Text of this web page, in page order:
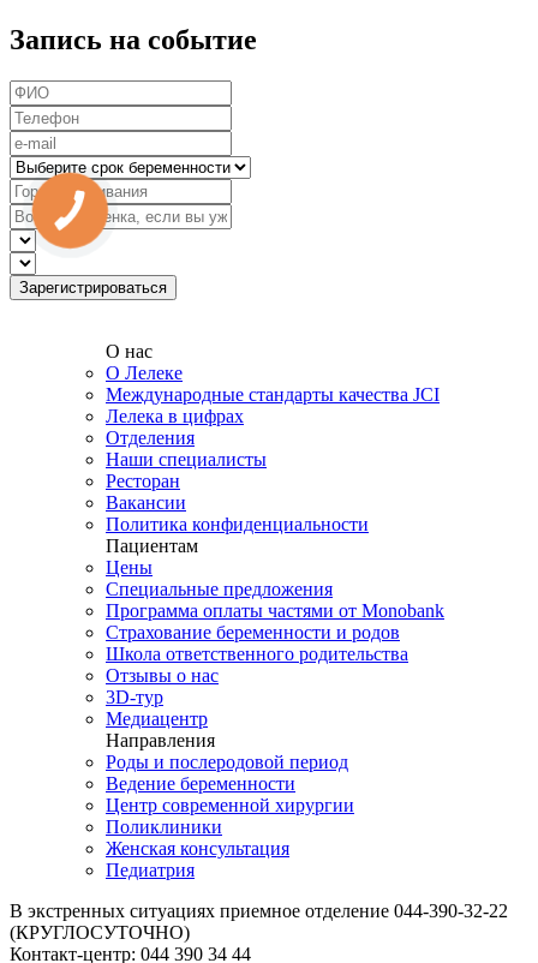
Запись на событие
О нас
О Лелеке
Международные стандарты качества JCI
Лелека в цифрах
Отделения
Наши специалисты
Ресторан
Вакансии
Политика конфиденциальности
Пациентам
Цены
Специальные предложения
Программа оплаты частями от Monobank
Страхование беременности и родов
Школа ответственного родительства
Отзывы о нас
3D-тур
Медиацентр
Направления
Роды и послеродовой период
Ведение беременности
Центр современной хирургии
Поликлиники
Женская консультация
Педиатрия
В экстренных ситуациях приемное отделение 044-390-32-22
(КРУГЛОСУТОЧНО)
Контакт-центр: 044 390 34 44